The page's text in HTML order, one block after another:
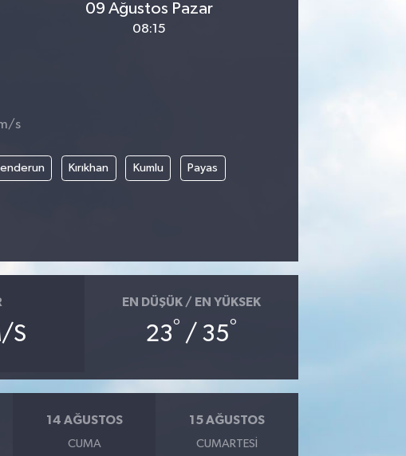
09 Ağustos Pazar
08:15
s
Kırıkhan Kumlu Payas
S
EN DÜŞÜK / EN YÜKSEK
23° / 35°
14 AĞUSTOS
CUMA
15 AĞUSTOS
CUMARTESI